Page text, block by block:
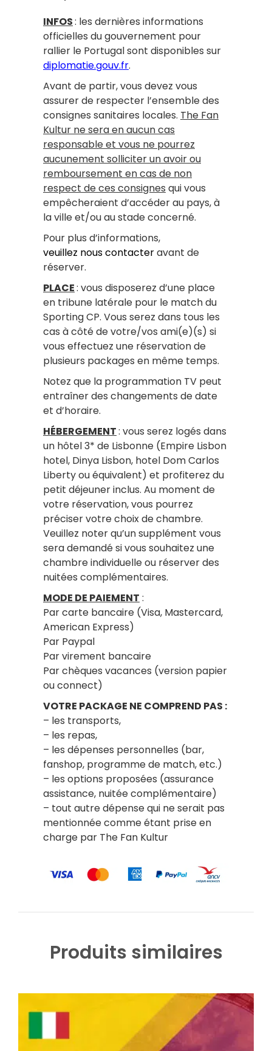
INFOS: les dernières informations
officielles du gouvernement pour
rallier le Portugal sont disponibles sur
diplomatie.gouv.fr.
Avant de partir, vous devez vous
assurer de respecter l’ensemble des
consignes sanitaires locales. The Fan
Kultur ne sera en aucun cas
responsable et vous ne pourrez
aucunement solliciter un avoir ou
remboursement en cas de non
respect de ces consignes qui vous
empêcheraient d’accéder au pays, à
la ville et/ou au stade concerné.
Pour plus d’informations,
veuillez nous contacteravant de
réserver.
PLACE: vous disposerez d’une place
en tribune latérale pour le match du
Sporting CP. Vous serez dans tous les
cas à côté de votre/vos ami(e)(s) si
vous effectuez une réservation de
plusieurs packages en même temps.
Notez que la programmation TV peut
entraîner des changements de date
et d’horaire.
HÉBERGEMENT: vous serez logés dans
un hôtel 3* de Lisbonne (Empire Lisbon
hotel, Dinya Lisbon, hotel Dom Carlos
Liberty ou équivalent) et profiterez du
petit déjeuner inclus. Au moment de
votre réservation, vous pourrez
préciser votre choix de chambre.
Veuillez noter qu’un supplément vous
sera demandé si vous souhaitez une
chambre individuelle ou réserver des
nuitées complémentaires.
MODE DE PAIEMENT :
Par carte bancaire (Visa, Mastercard,
American Express)
Par Paypal
Par virement bancaire
Par chèques vacances (version papier
ou connect)
VOTRE PACKAGE NE COMPREND PAS :
– les transports,
– les repas,
– les dépenses personnelles (bar,
fanshop, programme de match, etc.)
– les options proposées (assurance
assistance, nuitée complémentaire)
– tout autre dépense qui ne serait pas
mentionnée comme étant prise en
charge par The Fan Kultur
Produits similaires